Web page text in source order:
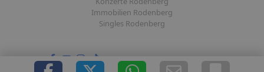
Immobilien Rodenberg
Singles Rodenberg